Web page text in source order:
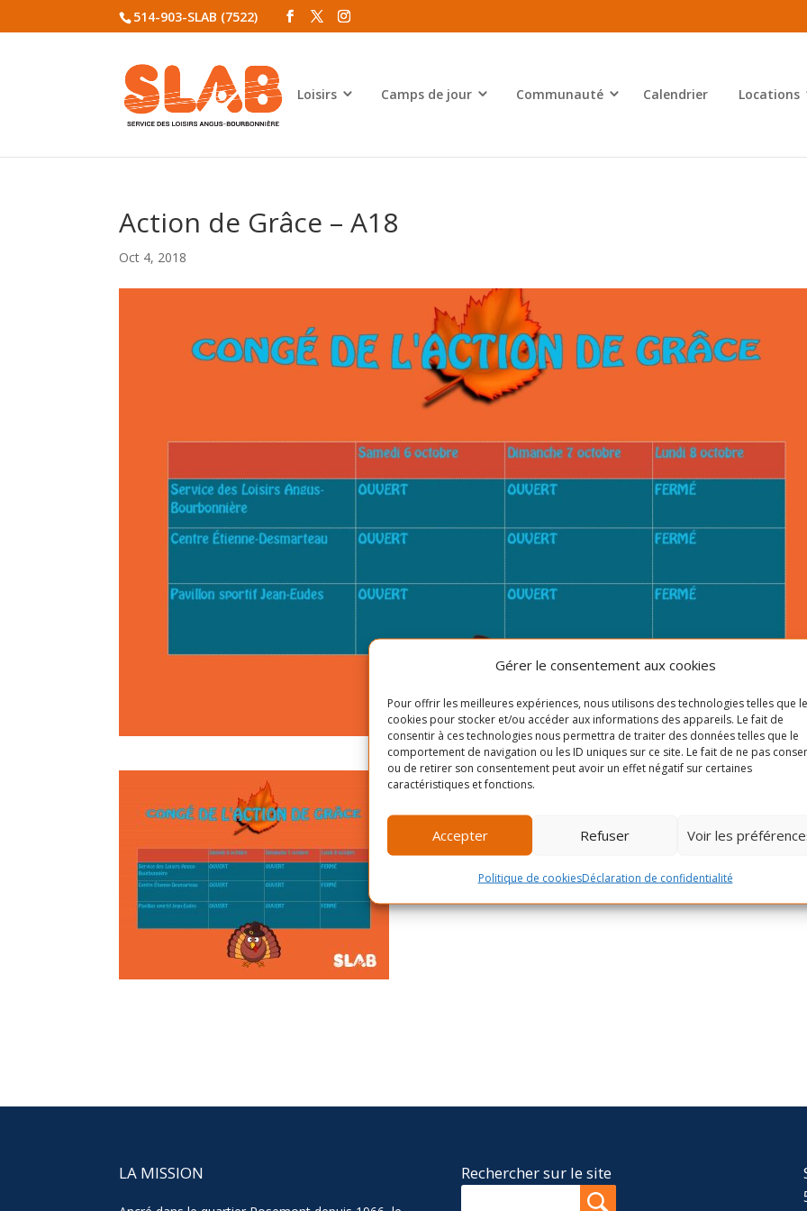
Gérer le consentement aux cookies
Pour offrir les meilleures expériences, nous utilisons des technologies telles que
cookies pour stocker et/ou accéder aux informations des appareils. Le fait de
consentir à ces technologies nous permettra de traiter des données telles que le
comportement de navigation ou les ID uniques sur ce site. Le fait de ne pas
ou de retirer son consentement peut avoir un effet négatif sur certaines
caractéristiques et fonctions.
Accepter Refuser Voir les
Politique de cookiesDéclaration de confidentialité
514-903-SLAB (7522)
Loisirs Camps de jour Communauté Calendrier Locations
Action de Grâce – A18
Oct 4, 2018
LA MISSION Rechercher sur le site